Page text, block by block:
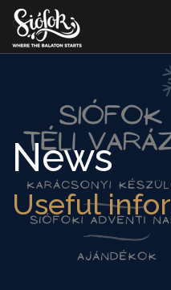
News
Useful